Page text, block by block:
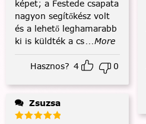
képet; a Festede csapata
nagyon segítőkész volt
és a lehető leghamarabb
ki is küldték a cs...More
Hasznos? 4 0
Zsuzsa